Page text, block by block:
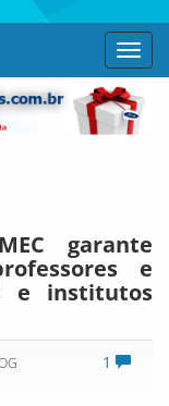
garante
e
e institutos
1